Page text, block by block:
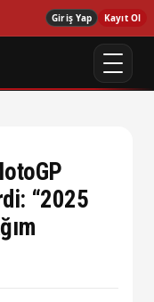
Giriş Yap Kayıt Ol
“2025